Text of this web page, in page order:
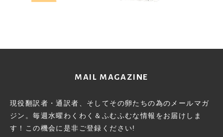
MAIL MAGAZINE
現役翻訳者・通訳者、そしてその卵たちの為のメールマガ
ジン。毎週水曜わくわく＆ふむふむな情報をお届けしま
す！この機会に 是非ご登録ください!